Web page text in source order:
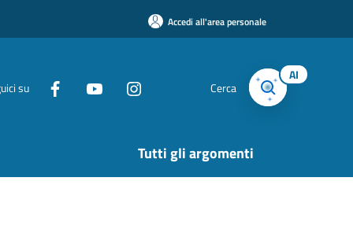
Accedi all'area personale
su Cerca
AI
Tutti gli argomenti